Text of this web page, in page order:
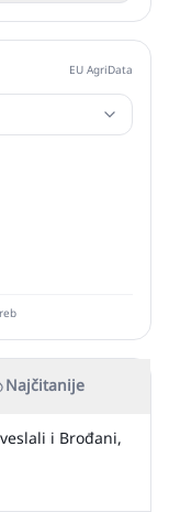
EU AgriData
Najčitanije
i Brođani,